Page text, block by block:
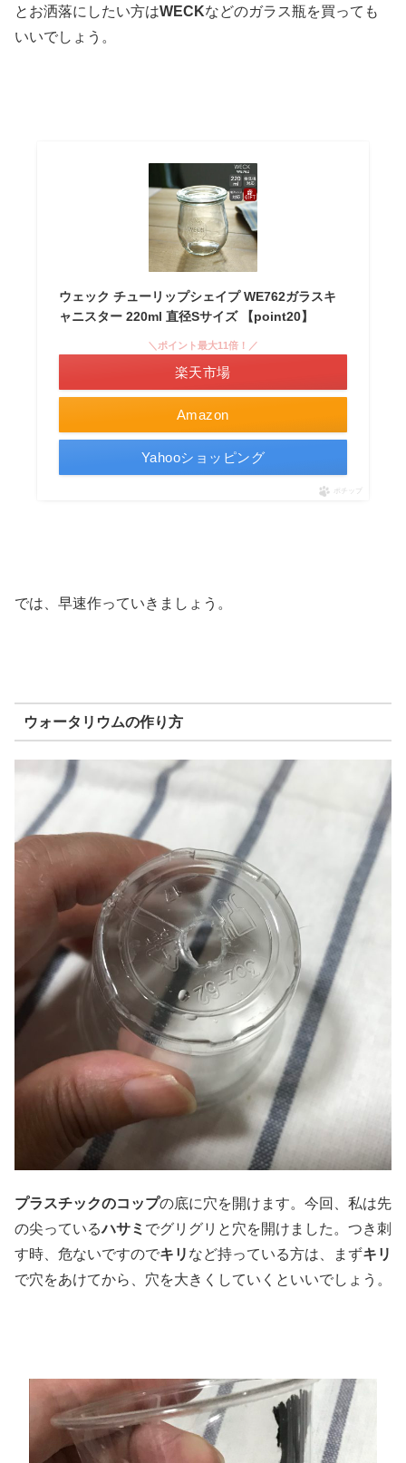
とお洒落にしたい方はWECKなどのガラス瓶を買っても
いいでしょう。
ウェック チューリップシェイプ WE762ガラスキ
ャニスター 220ml 直径Sサイズ 【point20】
Amazon
＼ポイント最大11倍！／
楽天市場
Yahooショッピング
ポチップ
では、早速作っていきましょう。
ウォータリウムの作り方
プラスチックのコップの底に穴を開けます。今回、私は先
の尖っているハサミ でグリグリと穴を開けました。つき刺
す時、危ないですのでキリ など持っている方は、まずキリ
で穴をあけてから、穴を大きくしていくといいでしょう。